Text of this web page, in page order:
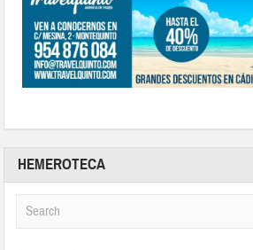
HEMEROTECA